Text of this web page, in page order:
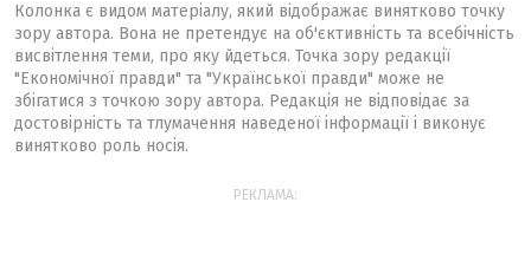
Колонка є видом матеріалу, який відображає винятково точку
зору автора. Вона не претендує на об'єктивність та всебічність
висвітлення теми, про яку йдеться. Точка зору редакції
"Економічної правди" та "Української правди" може не
збігатися з точкою зору автора. Редакція не відповідає за
достовірність та тлумачення наведеної інформації і виконує
винятково роль носія.
РЕКЛАМА: